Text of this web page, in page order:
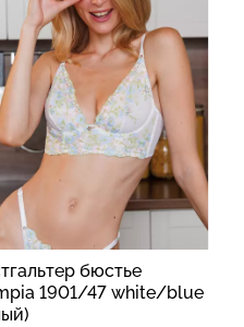
бюстье
1901/47 white/blue
слипы с
HI-LEG
black (черный)